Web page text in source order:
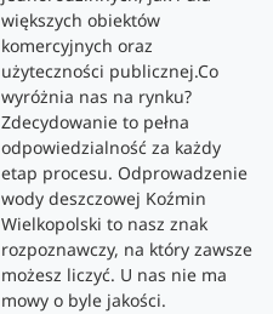
większych obiektów
komercyjnych oraz
użyteczności publicznej.Co
wyróżnia nas na rynku?
Zdecydowanie to pełna
odpowiedzialność za każdy
etap procesu. Odprowadzenie
wody deszczowej Koźmin
Wielkopolski to nasz znak
rozpoznawczy, na który zawsze
możesz liczyć. U nas nie ma
mowy o byle jakości.